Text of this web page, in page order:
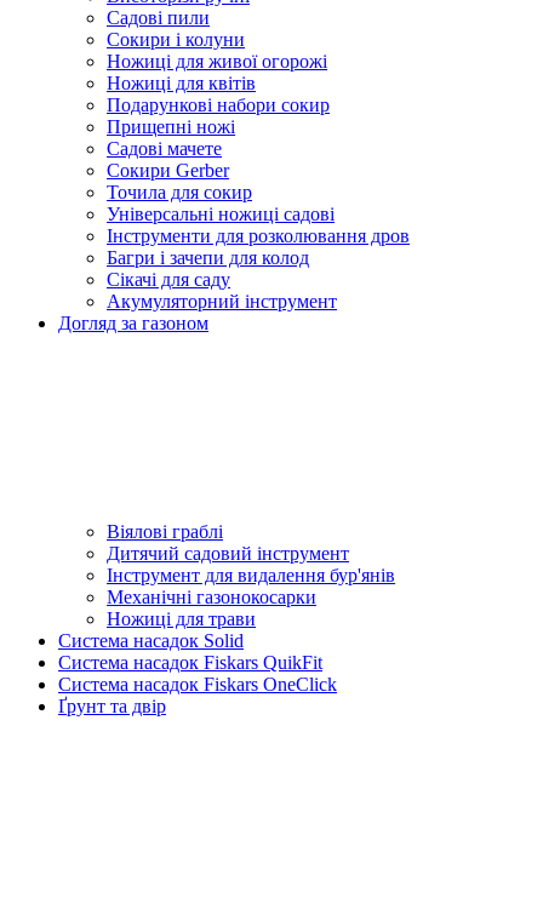
Садові пили
Сокири і колуни
Ножиці для живої огорожі
Ножиці для квітів
Подарункові набори сокир
Прищепні ножі
Садові мачете
Сокири Gerber
Точила для сокир
Універсальні ножиці садові
Інструменти для розколювання дров
Багри і зачепи для колод
Сікачі для саду
Акумуляторний інструмент
Догляд за газоном
Віялові граблі
Дитячий садовий інструмент
Інструмент для видалення бур'янів
Механічні газонокосарки
Ножиці для трави
Система насадок Solid
Система насадок Fiskars QuikFit
Система насадок Fiskars OneClick
Ґрунт та двір